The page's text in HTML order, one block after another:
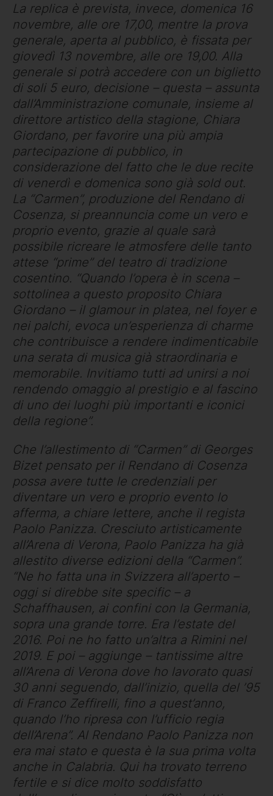
La replica è prevista, invece, domenica 16
novembre, alle ore 17,00, mentre la prova
generale, aperta al pubblico, è fissata per
giovedì 13 novembre, alle ore 19,00. Alla
generale si potrà accedere con un biglietto
di soli 5 euro, decisione – questa – assunta
dall’Amministrazione comunale, insieme al
direttore artistico della stagione, Chiara
Giordano, per favorire una più ampia
partecipazione di pubblico, in
considerazione del fatto che le due recite
di venerdì e domenica sono già sold out.
La “Carmen”, produzione del Rendano di
Cosenza, si preannuncia come un vero e
proprio evento, grazie al quale sarà
possibile ricreare le atmosfere delle tanto
attese “prime” del teatro di tradizione
cosentino. “Quando l’opera è in scena –
sottolinea a questo proposito Chiara
Giordano – il glamour in platea, nel foyer e
nei palchi, evoca un’esperienza di charme
che contribuisce a rendere indimenticabile
una serata di musica già straordinaria e
memorabile. Invitiamo tutti ad unirsi a noi
rendendo omaggio al prestigio e al fascino
di uno dei luoghi più importanti e iconici
della regione”.
Che l’allestimento di “Carmen” di Georges
Bizet pensato per il Rendano di Cosenza
possa avere tutte le credenziali per
diventare un vero e proprio evento lo
afferma, a chiare lettere, anche il regista
Paolo Panizza. Cresciuto artisticamente
all’Arena di Verona, Paolo Panizza ha già
allestito diverse edizioni della “Carmen”.
“Ne ho fatta una in Svizzera all’aperto –
oggi si direbbe site specific – a
Schaffhausen, ai confini con la Germania,
sopra una grande torre. Era l’estate del
2016. Poi ne ho fatto un’altra a Rimini nel
2019. E poi – aggiunge – tantissime altre
all’Arena di Verona dove ho lavorato quasi
30 anni seguendo, dall’inizio, quella del ’95
di Franco Zeffirelli, fino a quest’anno,
quando l’ho ripresa con l’ufficio regia
dell’Arena”. Al Rendano Paolo Panizza non
era mai stato e questa è la sua prima volta
anche in Calabria. Qui ha trovato terreno
fertile e si dice molto soddisfatto